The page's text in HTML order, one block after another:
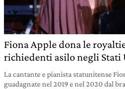
Fiona Apple dona le
richiedenti asilo negli Stati
La cantante e pianista statunitense
guadagnate nel 2019 e nel 2020 dal